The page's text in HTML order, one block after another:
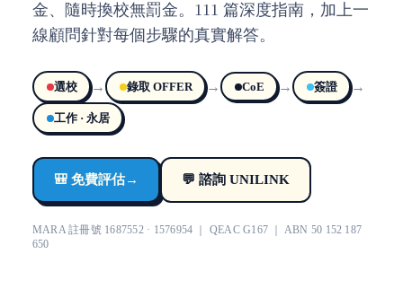
金、隨時換校無罰金。111 篇深度指南，加上一
線顧問針對每個步驟的真實解答。
選校 → 錄取 OFFER → CoE → 簽證 →
工作 · 永居
🎒 免費評估→ 💬 諮詢 UNILINK
MARA 註冊號 1687552 · 1576954 ｜ QEAC G167 ｜ ABN 50 152 187
650